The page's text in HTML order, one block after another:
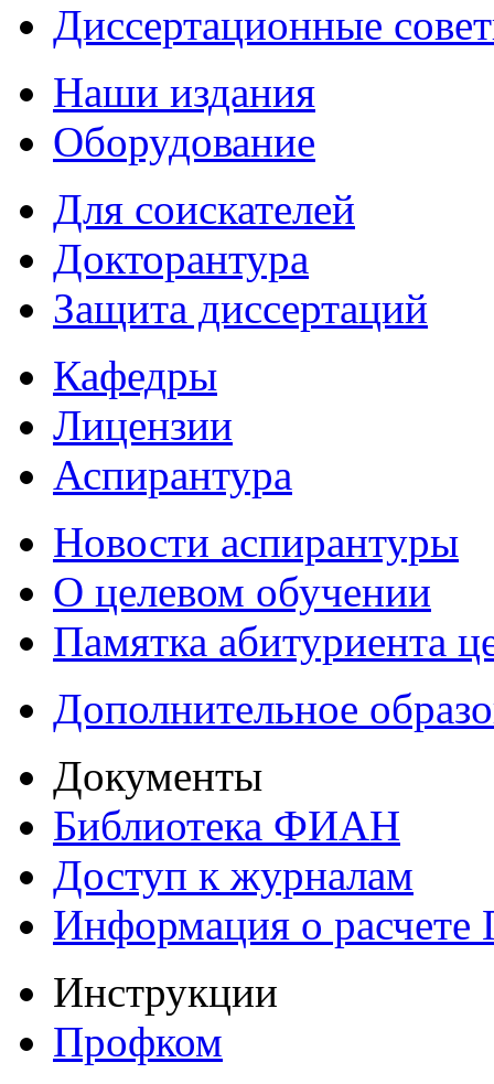
Диссертационные
Наши издания
Оборудование
Для соискателей
Докторантура
Защита диссертаций
Кафедры
Лицензии
Аспирантура
Новости аспирантуры
О целевом обучении
Памятка абитуриента
Дополнительное
Документы
Библиотека ФИАН
Доступ к журналам
Информация о
Инструкции
Профком